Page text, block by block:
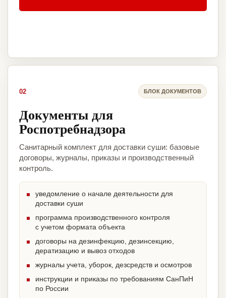
02 БЛОК ДОКУМЕНТОВ
Документы для
Роспотребнадзора
Санитарный комплект для доставки суши: базовые
договоры, журналы, приказы и производственный
контроль.
уведомление о начале деятельности для
доставки суши
программа производственного контроля
с учетом формата объекта
договоры на дезинфекцию, дезинсекцию,
дератизацию и вывоз отходов
журналы учета, уборок, дезсредств и осмотров
инструкции и приказы по требованиям СанПиН
по России